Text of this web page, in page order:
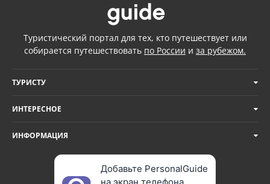
Туристический портал для тех, кто путешествует или
собирается путешествовать по России и за рубежом.
ТУРИСТУ
ИНТЕРЕСНОЕ
ИНФОРМАЦИЯ
Добавьте PersonalGuide